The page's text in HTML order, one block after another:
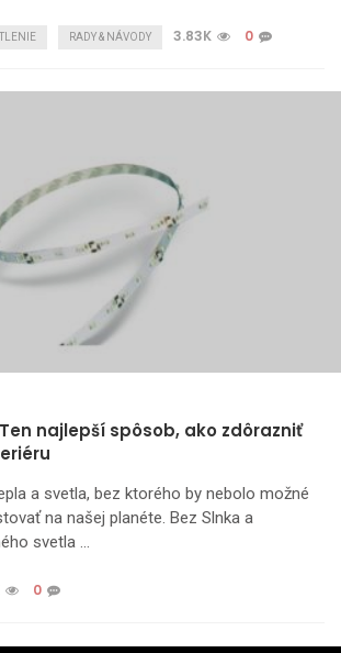
RADY & NÁVODY 3.83K 0
Ten najlepší spôsob, ako zdôrazniť
a svetla, bez ktorého by nebolo možné
na našej planéte. Bez Slnka a
svetla …
0